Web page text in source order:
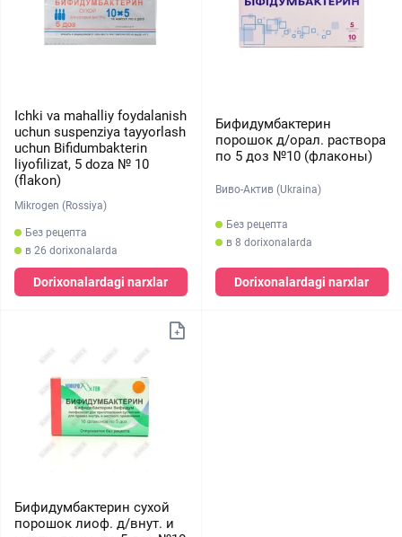
Ichki va mahalliy foydalanish
uchun suspenziya tayyorlash
uchun Bifidumbakterin
liyofilizat, 5 doza № 10
(flakon)
Mikrogen (Rossiya)
Без рецепта
в 26 dorixonalarda
Dorixonalardagi narxlar
Бифидумбактерин
порошок д/орал. раствора
по 5 доз №10 (флаконы)
Виво-Актив (Ukraina)
Без рецепта
в 8 dorixonalarda
Dorixonalardagi narxlar
Бифидумбактерин сухой
порошок лиоф. д/внут. и